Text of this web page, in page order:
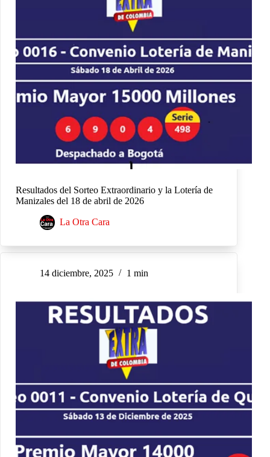
Resultados del Sorteo Extraordinario y la Lotería de
Manizales del 18 de abril de 2026
La Otra Cara
14 diciembre, 2025 1 min